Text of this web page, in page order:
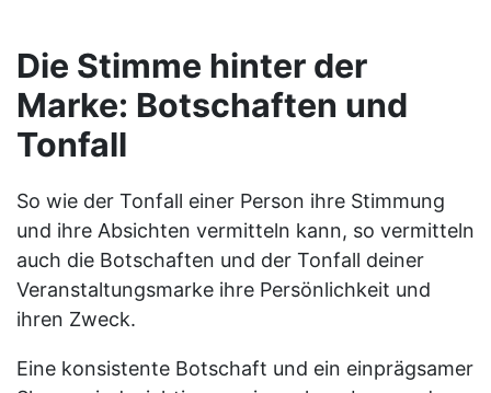
Die Stimme hinter der
Marke: Botschaften und
Tonfall
So wie der Tonfall einer Person ihre Stimmung
und ihre Absichten vermitteln kann, so vermitteln
auch die Botschaften und der Tonfall deiner
Veranstaltungsmarke ihre Persönlichkeit und
ihren Zweck.
Eine konsistente Botschaft und ein einprägsamer